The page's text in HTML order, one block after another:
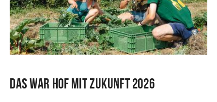
Das war Hof mit Zukunft 2026